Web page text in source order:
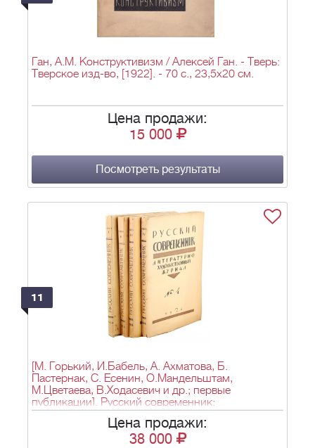
Ган, А.М. Конструктивизм / Алексей Ган. - Тверь:
Тверское изд-во, [1922]. - 70 c., 23,5x20 см.
Цена продажи:
15 000
Посмотреть результаты
11
[М. Горький, И.Бабель, А. Ахматова, Б.
Пастернак, С. Есенин, О.Мандельштам,
М.Цветаева, В.Ходасевич и др.; первые
публикации]. Русский современник:
Литературно-художественный журнал,
издаваемый при ближайшем участии:
М.Горького, Евг. Замятина, А.Н.Тихонова,
Цена продажи:
38 000